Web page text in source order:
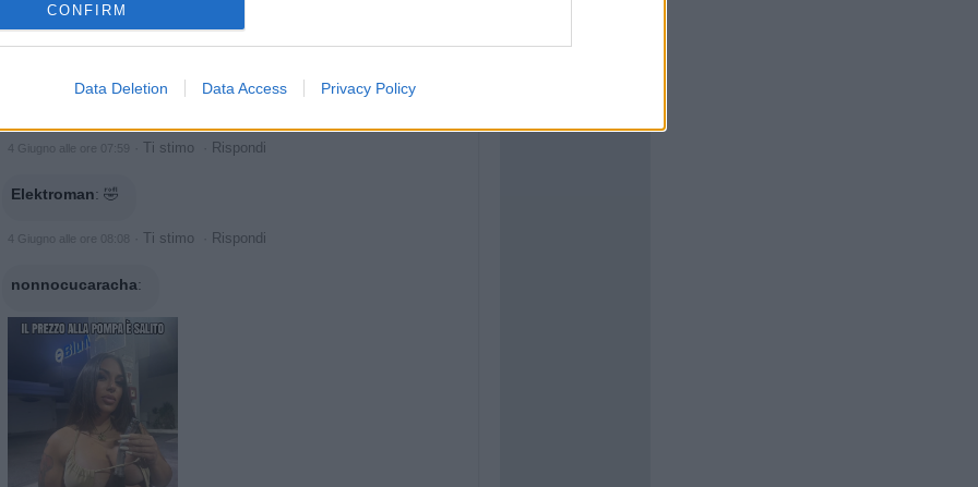
CONFIRM
Data Deletion Data Access Privacy Policy
GiuBazz:Buongiorno 🥐☕️
4 Giugno alle ore 07:59 Ti stimo Rispondi
Elektroman: 🤣
4 Giugno alle ore 08:08 Ti stimo Rispondi
nonnocucaracha: